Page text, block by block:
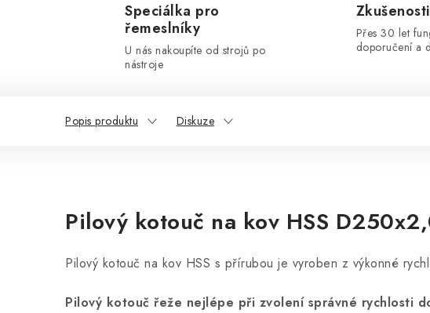
Speciálka pro
řemeslníky
U nás nakoupíte od strojů po
nástroje
Přes 30 let
doporučení a
Popis produktu Diskuze
Pilový kotouč na kov HSS
Pilový kotouč na kov HSS s přírubou je vyroben z výkonné
Pilový kotouč řeže nejlépe při zvolení správné rychlosti